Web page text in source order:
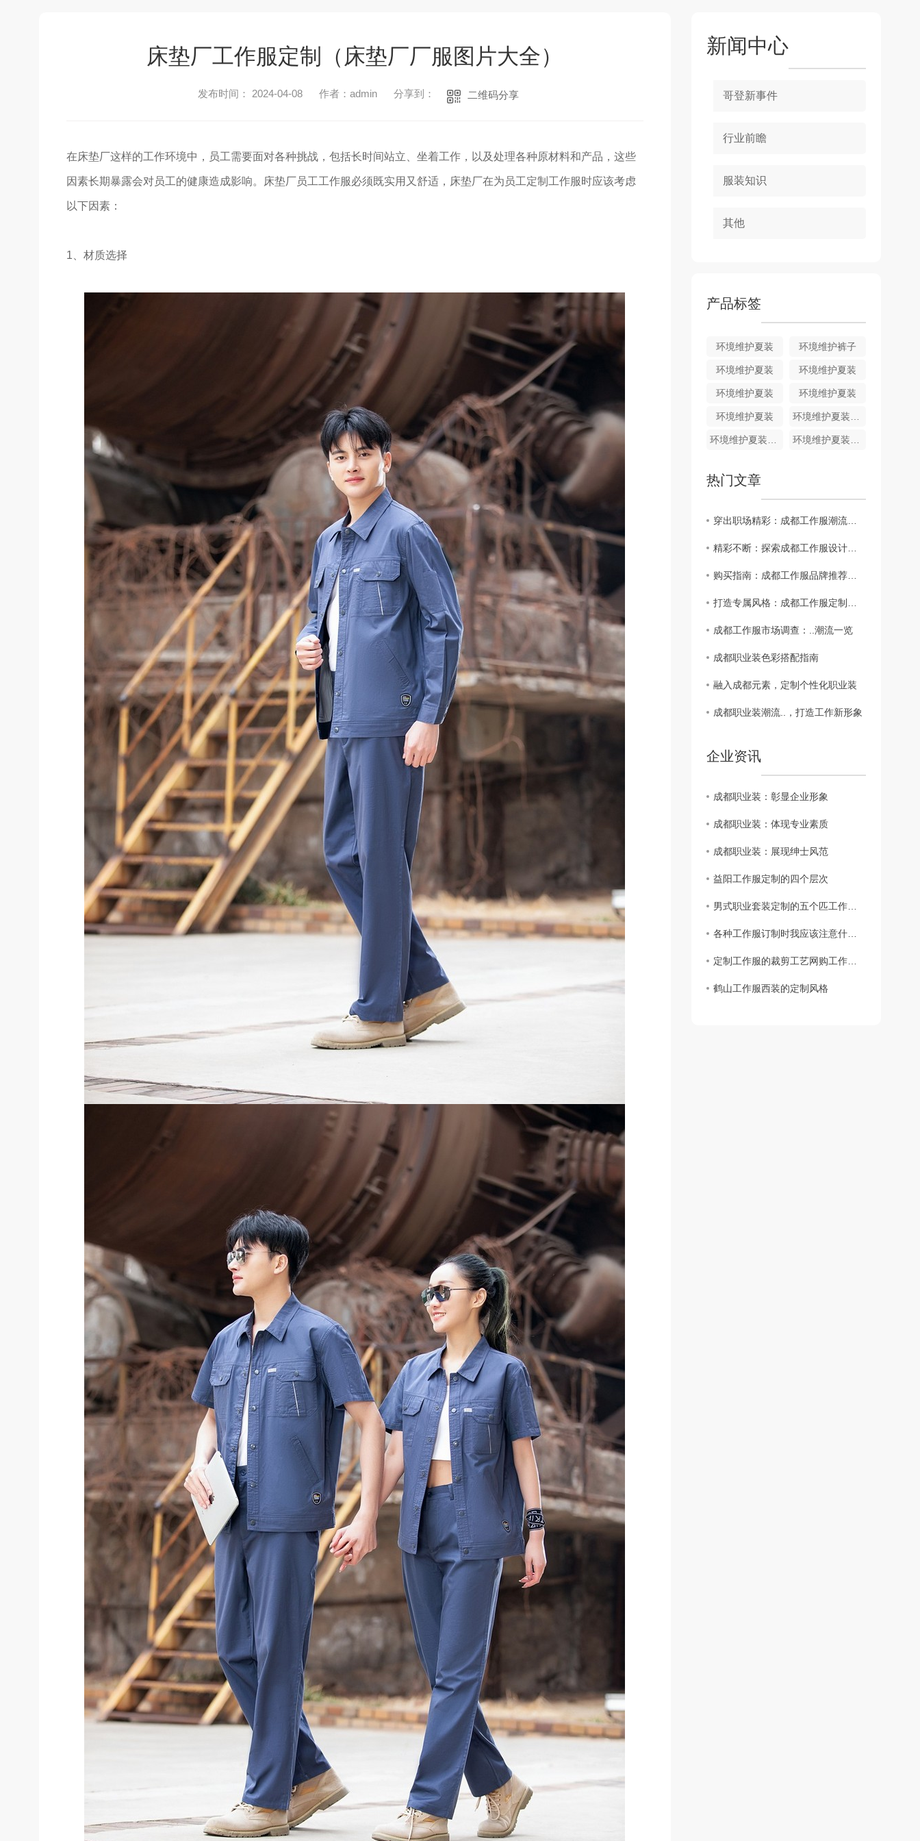
床垫厂工作服定制（床垫厂厂服图片大全）
发布时间： 2024-04-08 作者：admin 分享到： 二维码分享
在床垫厂这样的工作环境中，员工需要面对各种挑战，包括长时间站立、坐着工作，以及处理各种原材料和产品，这些
因素长期暴露会对员工的健康造成影响。床垫厂员工工作服必须既实用又舒适，床垫厂在为员工定制工作服时应该考虑
以下因素：
1、材质选择
新闻中心
哥登新事件
行业前瞻
服装知识
其他
产品标签
环境维护夏装 环境维护裤子
环境维护夏装 环境维护夏装
环境维护夏装 环境维护夏装
环境维护夏装 环境维护夏装HJ011
环境维护夏装HJ010 环境维护夏装HJ009
热门文章
穿出职场精彩：成都工作服潮流趋势分析
精彩不断：探索成都工作服设计师的创意..
购买指南：成都工作服品牌推荐大揭秘
打造专属风格：成都工作服定制攻略
成都工作服市场调查：..潮流一览
成都职业装色彩搭配指南
融入成都元素，定制个性化职业装
成都职业装潮流..，打造工作新形象
企业资讯
成都职业装：彰显企业形象
成都职业装：体现专业素质
成都职业装：展现绅士风范
益阳工作服定制的四个层次
男式职业套装定制的五个匹工作服裙底配点
各种工作服订制时我应该注意什么？
定制工作服的裁剪工艺网购工作服要求
鹤山工作服西装的定制风格